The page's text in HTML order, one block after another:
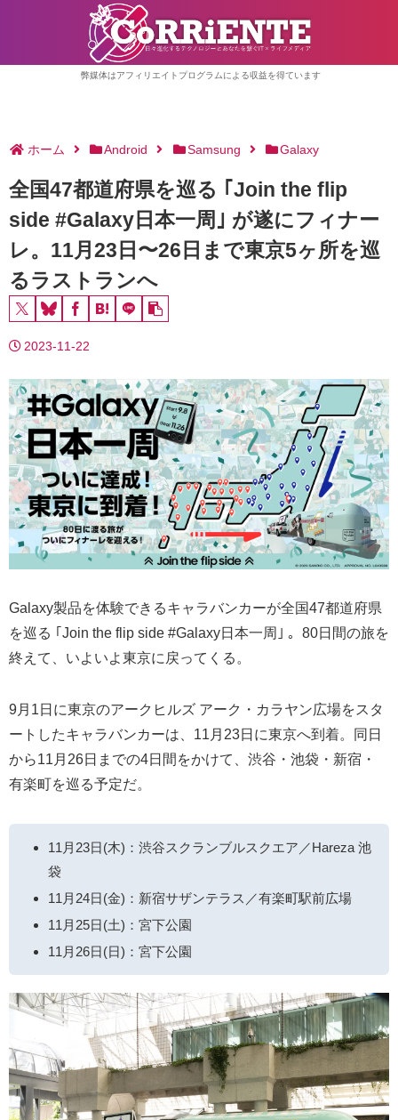
弊媒体はアフィリエイトプログラムによる収益を得ています
ホーム Android Samsung Galaxy
全国47都道府県を巡る ｢Join the flip
side #Galaxy日本一周｣ が遂にフィナー
レ。11月23日〜26日まで東京5ヶ所を巡
るラストランへ
2023-11-22
Galaxy製品を体験できるキャラバンカーが全国47都道府県
を巡る ｢Join the flip side #Galaxy日本一周｣ 。80日間の旅を
終えて、いよいよ東京に戻ってくる。
9月1日に東京のアークヒルズ アーク・カラヤン広場をスタ
ートしたキャラバンカーは、11月23日に東京へ到着。同日
から11月26日までの4日間をかけて、渋谷・池袋・新宿・
有楽町を巡る予定だ。
11月23日(木)：渋谷スクランブルスクエア／Hareza 池
袋
11月24日(金)：新宿サザンテラス／有楽町駅前広場
11月25日(土)：宮下公園
11月26日(日)：宮下公園